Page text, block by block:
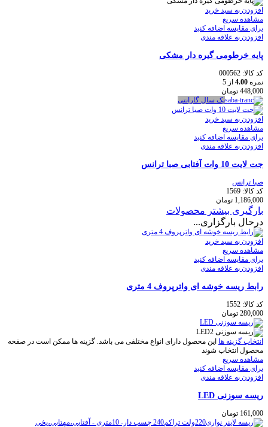
افزودن به سبد خرید
مشاهده سریع
برای مقایسه اضافه کنید
افزودن به علاقه مندی
پايه خرطومی گيره دار مشكی
کد کالا: 000562
نمره 4.00 از 5
448,000 تومان
یک سال گارانتی
افزودن به سبد خرید
مشاهده سریع
برای مقایسه اضافه کنید
افزودن به علاقه مندی
جت لایت 10 وات آفتابی صبا ترانس
صبا ترانس
کد کالا: 1569
1,186,000 تومان
بارگیری بیشتر محصولات
درحال بارگزاری...
افزودن به سبد خرید
مشاهده سریع
برای مقایسه اضافه کنید
افزودن به علاقه مندی
رابط ریسه خوشه ای واترپروف 4 متری
کد کالا: 1552
280,000 تومان
انتخاب گزینه ها این محصول دارای انواع مختلفی می باشد. گزینه ها ممکن است در صفحه
محصول انتخاب شوند
مشاهده سریع
برای مقایسه اضافه کنید
افزودن به علاقه مندی
ريسه سوزنی LED
161,000 تومان